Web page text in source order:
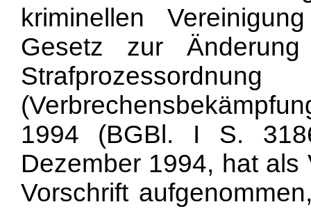
kriminellen
Gesetz zur
1994 (BGBl. I S.
Dezember 1994, hat
Vorschrift